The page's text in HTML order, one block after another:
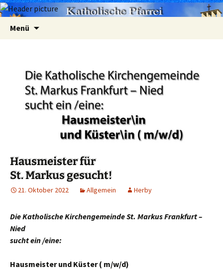
Menü
Hausmeister für
St. Markus gesucht!
21. Oktober 2022 Allgemein Herby
Die Katholische Kirchengemeinde St. Markus Frankfurt –
Nied
sucht ein /eine:
Hausmeister und Küster( m/w/d)